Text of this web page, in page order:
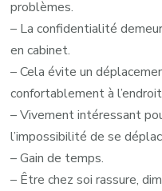
problèmes.
– La confidentialité
en cabinet.
– Cela évite un
confortablement à
– Vivement intéressant
l’impossibilité de se
– Gain de temps.
– Être chez soi rassure,